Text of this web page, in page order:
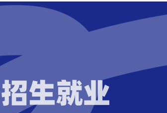
招生就业